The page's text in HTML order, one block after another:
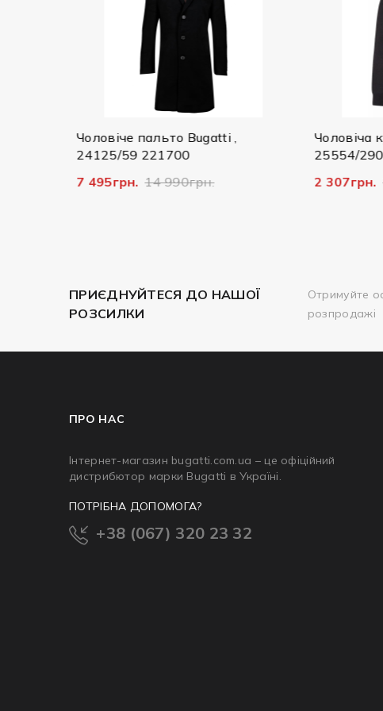
Чоловіче пальто Bugatti ,
24125/59 221700
7 495грн. 14 990грн.
Чоловіча
25554/290
2 307грн.
ПРИЄДНУЙТЕСЯ ДО НАШОЇ
РОЗСИЛКИ
Отримуйте
розпродажі
ПРО НАС
Інтернет-магазин bugatti.com.ua – це офіційний
дистрибютор марки Bugatti в Україні.
ПОТРІБНА ДОПОМОГА?
+38 (067) 320 23 32